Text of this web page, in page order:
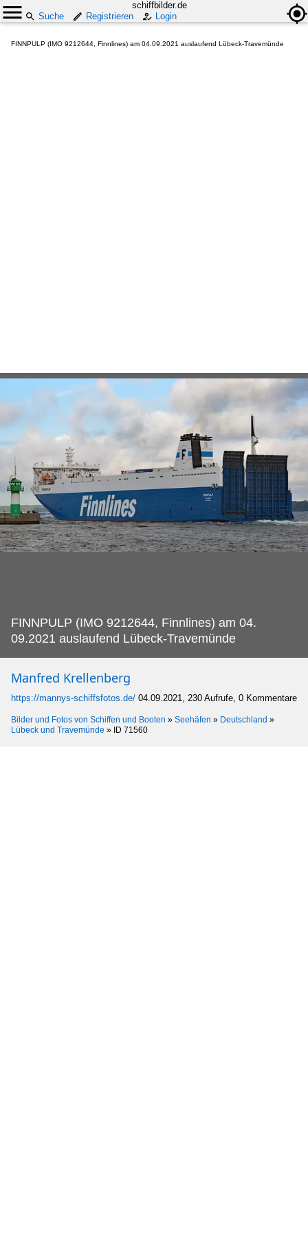
schiffbilder.de
Suche
Registrieren Login
FINNPULP (IMO 9212644, Finnlines) am 04.09.2021 auslaufend Lübeck-Travemünde
FINNPULP (IMO 9212644, Finnlines) am 04.
09.2021 auslaufend Lübeck-Travemünde
Manfred Krellenberg
https://mannys-schiffsfotos.de/ 04.09.2021, 230 Aufrufe, 0 Kommentare
Bilder und Fotos von Schiffen und Booten » Seehäfen » Deutschland »
Lübeck und Travemünde » ID 71560